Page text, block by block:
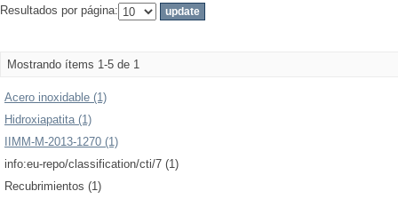
Resultados por página:
Mostrando ítems 1-5 de 1
Acero inoxidable (1)
Hidroxiapatita (1)
IIMM-M-2013-1270 (1)
info:eu-repo/classification/cti/7 (1)
Recubrimientos (1)